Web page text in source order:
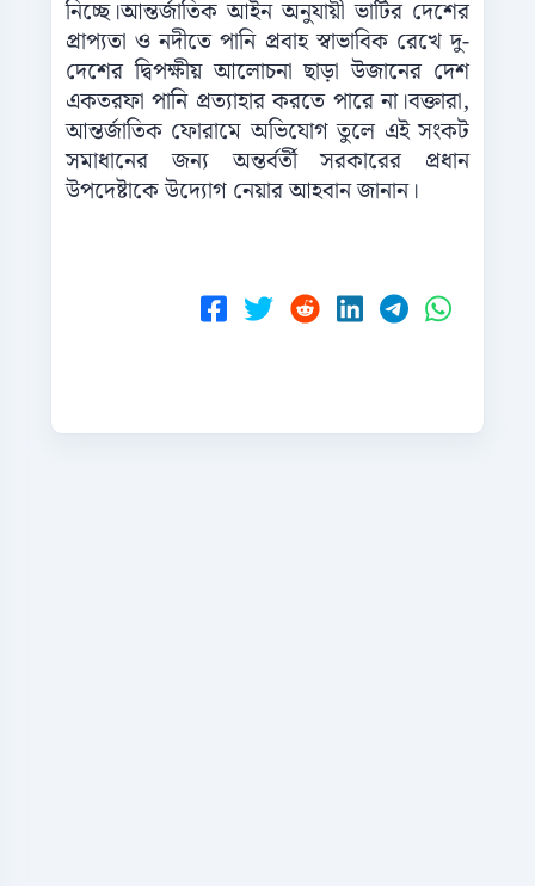
নিচ্ছে।আন্তর্জাতিক আইন অনুযায়ী ভাটির দেশের
প্রাপ্যতা ও নদীতে পানি প্রবাহ স্বাভাবিক রেখে দু-
দেশের দ্বিপক্ষীয় আলোচনা ছাড়া উজানের দেশ
একতরফা পানি প্রত্যাহার কর‍তে পারে না।বক্তারা,
আন্তর্জাতিক ফোরামে অভিযোগ তুলে এই সংকট
সমাধানের জন্য অন্তর্বর্তী সরকারের প্রধান
উপদেষ্টাকে উদ্যোগ নেয়ার আহবান জানান।